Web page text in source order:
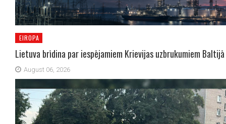
EIROPA
Lietuva brīdina par iespējamiem Krievijas uzbrukumiem Baltijā
August 06, 2026